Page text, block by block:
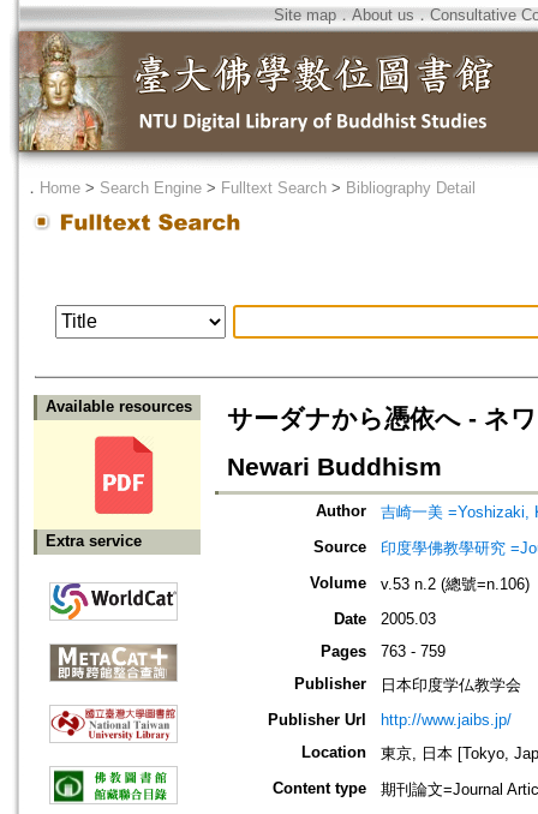
Site map．About us ． Consultative
． Home > Search Engine > Fulltext Search > Bibliography Detail
Available resources
Extra service
サーダナから憑依へ - ネ
Newari Buddhism
Author
吉崎一美 =Yoshizaki,
Source
印度學佛教學研究
Volume
v.53 n.2 (總號=n.106)
Date
2005.03
Pages
763 - 759
Publisher
日本印度学仏教学会
Publisher Url
http://www.jaibs.jp/
Location
東京, 日本 [Tokyo,
Content type
期刊論文=Journal